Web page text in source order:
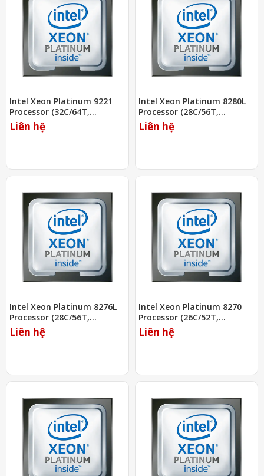
Intel Xeon Platinum 9221
Processor (32C/64T,
2.30Ghz, 71.5MB)
Liên hệ
Intel Xeon Platinum 8280L
Processor (28C/56T,
2.70Ghz, 38.5MB)
Liên hệ
Intel Xeon Platinum 8276L
Processor (28C/56T,
2.20Ghz, 38.5MB)
Liên hệ
Intel Xeon Platinum 8270
Processor (26C/52T,
2.70Ghz, 35.75MB)
Liên hệ